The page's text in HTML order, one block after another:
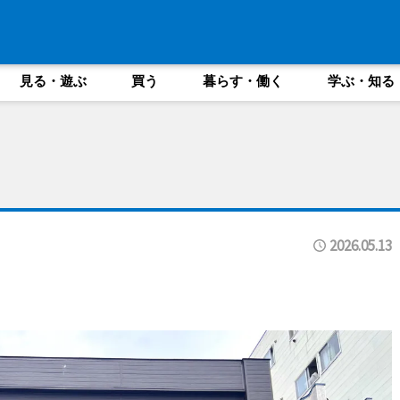
見る・遊ぶ 買う 暮らす・働く 学ぶ・知る
2026.05.13